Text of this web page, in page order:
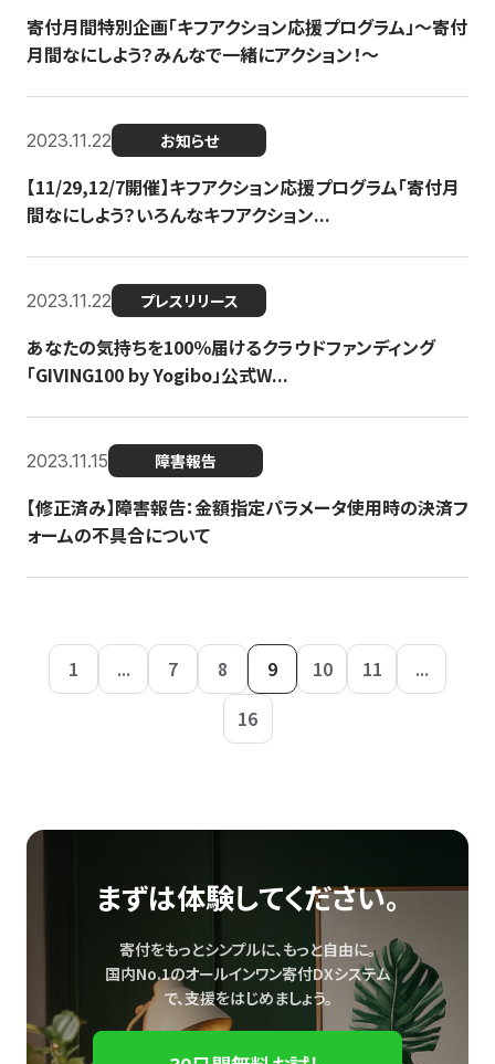
寄付月間特別企画「キフアクション応援プログラム」〜寄付
月間なにしよう？みんなで一緒にアクション！〜
2023.11.22 お知らせ
【11/29,12/7開催】キフアクション応援プログラム「寄付月
間なにしよう？いろんなキフアクション...
2023.11.22 プレスリリース
あなたの気持ちを100％届けるクラウドファンディング
「GIVING100 by Yogibo」公式W...
2023.11.15 障害報告
【修正済み】障害報告：金額指定パラメータ使用時の決済フ
ォームの不具合について
1 ... 7 8 9 10 11
...
16
まずは体験してください。
寄付をもっとシンプルに、もっと自由に。
国内No.1のオールインワン寄付DXシステム
で、支援をはじめましょう。